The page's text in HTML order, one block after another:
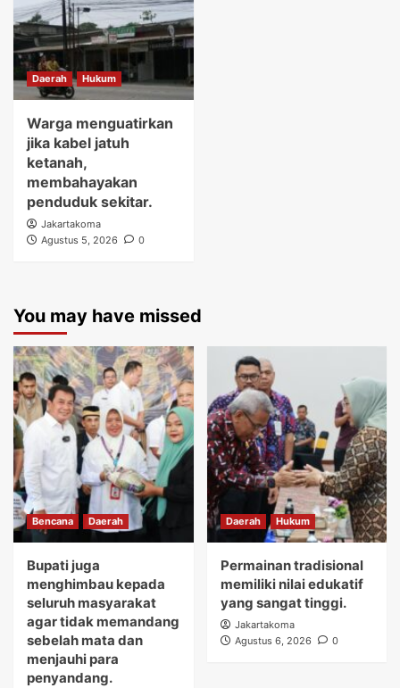
Daerah Hukum
Warga menguatirkan
jika kabel jatuh
ketanah,
membahayakan
penduduk sekitar.
Jakartakoma
Agustus 5, 2026
0
You may have missed
Bencana Daerah
Bupati juga
menghimbau kepada
seluruh masyarakat
agar tidak memandang
sebelah mata dan
menjauhi para
penyandang.
Daerah Hukum
Permainan tradisional
memiliki nilai edukatif
yang sangat tinggi.
Jakartakoma
Agustus 6, 2026
0